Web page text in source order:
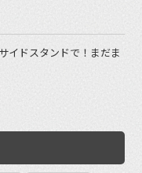
イドスタンドで！まだま